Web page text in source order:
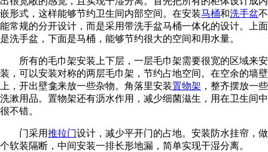
嵌形式，这样能够节约卫生间内部空间。在安装马桶和洗手盆不
能常规的分开设计，而是采用带洗手盆马桶一体化的设计。上面
是洗手盆，下面是马桶，能够节约很大的空间和用水量。
所有的毛巾架安装上下层，一层毛巾架需要很宽的区域来安
装，可以安装对称的两层毛巾架，节约占地空间。在空余的墙壁
上，开出壁龛来放一些杂物。角落里安装置物架 ，整齐摆放一些
洗漱用品。置物架还有沥水作用，减少细菌滋生，用在卫生间中
很不错。
门采用推拉门设计，减少平开门的占地。安装防水挂帘，做
个软装隔断，中间安装一排长形地漏，简单实现干湿分离。